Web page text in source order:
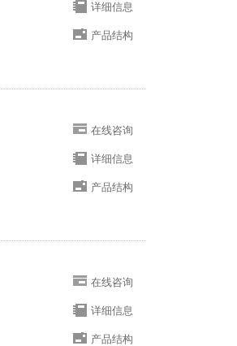
详细信息
产品结构
在线咨询
详细信息
产品结构
在线咨询
详细信息
产品结构